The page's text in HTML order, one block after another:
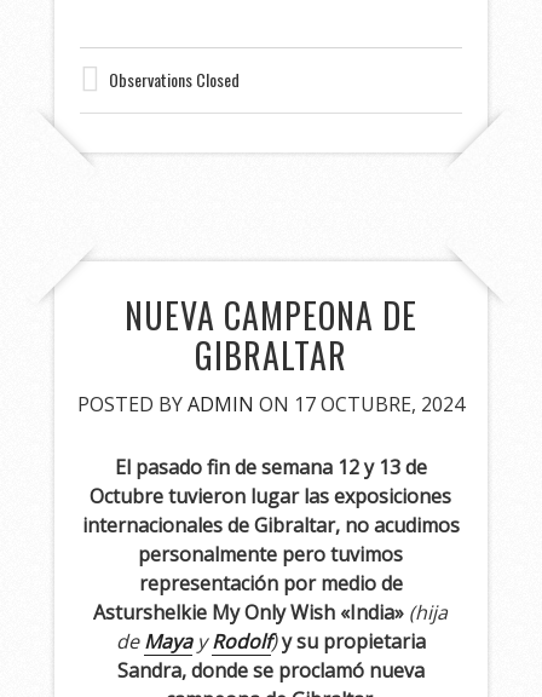
Observations Closed
NUEVA CAMPEONA DE
GIBRALTAR
POSTED BYADMIN ON 17 OCTUBRE, 2024
El pasado fin de semana 12 y 13 de
Octubre tuvieron lugar las exposiciones
internacionales de Gibraltar, no acudimos
personalmente pero tuvimos
representación por medio de
Asturshelkie My Only Wish «India» (hija
deMayayRodolf)y su propietaria
Sandra, donde se proclamó nueva